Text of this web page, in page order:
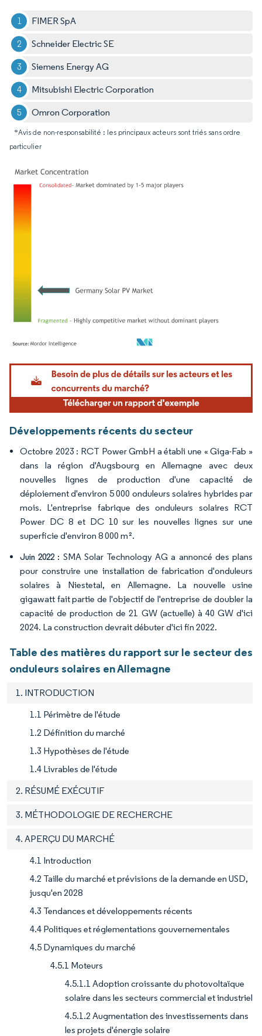
FIMER SpA
Schneider Electric SE
Siemens Energy AG
Mitsubishi Electric Corporation
Omron Corporation
*Avis de non-responsabilité : les principaux acteurs sont triés sans ordre
particulier
Image © Mordor Intelligence. La réutilisation nécessite une attribution sous CC BY
Développements récents du secteur
Octobre 2023 : RCT Power GmbH a établi une « Giga-Fab »
dans la région d'Augsbourg en Allemagne avec deux
nouvelles lignes de production d'une capacité de
déploiement d'environ 5 000 onduleurs solaires hybrides par
mois. L'entreprise fabrique des onduleurs solaires RCT
Power DC 8 et DC 10 sur les nouvelles lignes sur une
superficie d'environ 8 000 m².
Juin 2022 : SMA Solar Technology AG a annoncé des plans
pour construire une installation de fabrication d'onduleurs
solaires à Niestetal, en Allemagne. La nouvelle usine
gigawatt fait partie de l'objectif de l'entreprise de doubler la
capacité de production de 21 GW (actuelle) à 40 GW d'ici
2024. La construction devrait débuter d'ici fin 2022.
Table des matières du rapport sur le secteur des
onduleurs solaires en Allemagne
1. INTRODUCTION
1.1 Périmètre de l'étude
1.2 Définition du marché
1.3 Hypothèses de l'étude
1.4 Livrables de l'étude
2. RÉSUMÉ EXÉCUTIF
3. MÉTHODOLOGIE DE RECHERCHE
4. APERÇU DU MARCHÉ
4.1 Introduction
4.2 Taille du marché et prévisions de la demande en USD,
jusqu'en 2028
4.3 Tendances et développements récents
4.4 Politiques et réglementations gouvernementales
4.5 Dynamiques du marché
4.5.1 Moteurs
4.5.1.1 Adoption croissante du photovoltaïque
solaire dans les secteurs commercial et industriel
4.5.1.2 Augmentation des investissements dans
les projets d'énergie solaire